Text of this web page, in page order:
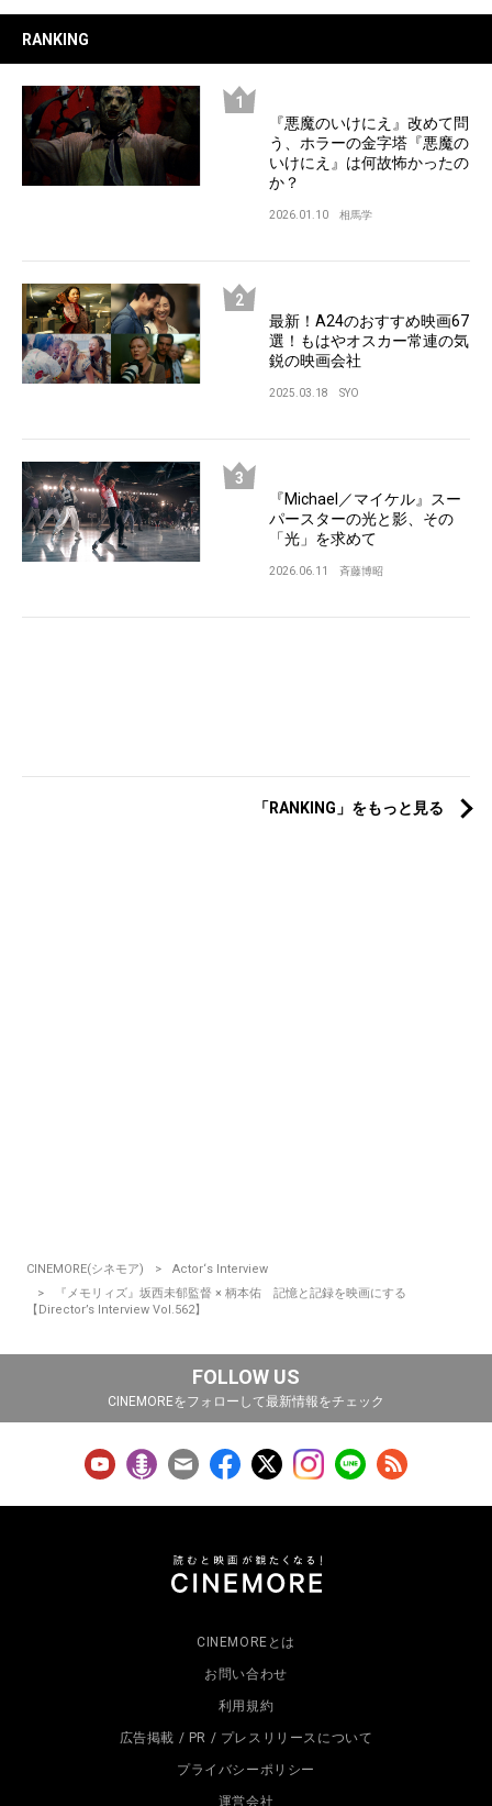
RANKING
『悪魔のいけにえ』改めて問
う、ホラーの金字塔『悪魔の
いけにえ』は何故怖かったの
か？
2026.01.10 相馬学
最新！A24のおすすめ映画67
選！もはやオスカー常連の気
鋭の映画会社
2025.03.18 SYO
『Michael／マイケル』スー
パースターの光と影、その
「光」を求めて
2026.06.11 斉藤博昭
「RANKING」をもっと見る
CINEMORE(シネモア)
Actor‘s Interview
『メモリィズ』坂西未郁監督 × 柄本佑 記憶と記録を映画にする
【Director’s Interview Vol.562】
FOLLOW US
CINEMOREをフォローして最新情報をチェック
CINEMOREとは
お問い合わせ
利用規約
広告掲載 / PR / プレスリリースについて
プライバシーポリシー
運営会社